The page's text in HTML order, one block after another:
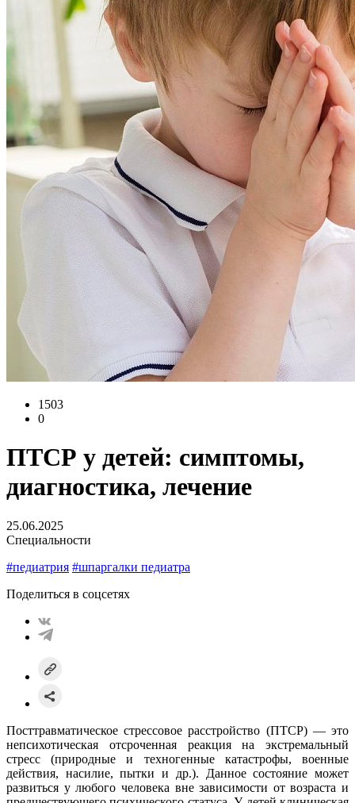
1503
0
ПТСР у детей: симптомы,
диагностика, лечение
25.06.2025
Специальности
#педиатрия #шпаргалки педиатра
Поделиться в соцсетях
Посттравматическое стрессовое расстройство (ПТСР) — это
непсихотическая отсроченная реакция на экстремальный
стресс (природные и техногенные катастрофы, военные
действия, насилие, пытки и др.). Данное состояние может
развиться у любого человека вне зависимости от возраста и